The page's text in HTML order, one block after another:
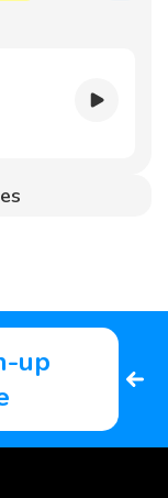
up